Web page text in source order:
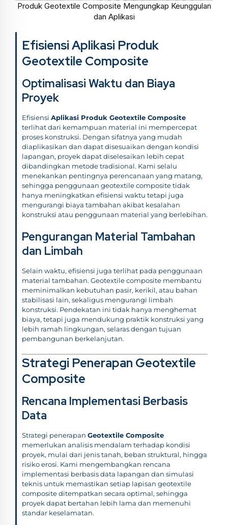
Produk Geotextile Composite Mengungkap Keunggulan
dan Aplikasi
Efisiensi Aplikasi Produk
Geotextile Composite
Optimalisasi Waktu dan Biaya
Proyek
Efisiensi Aplikasi Produk Geotextile Composite
terlihat dari kemampuan material ini mempercepat
proses konstruksi. Dengan sifatnya yang mudah
diaplikasikan dan dapat disesuaikan dengan kondisi
lapangan, proyek dapat diselesaikan lebih cepat
dibandingkan metode tradisional. Kami selalu
menekankan pentingnya perencanaan yang matang,
sehingga penggunaan geotextile composite tidak
hanya meningkatkan efisiensi waktu tetapi juga
mengurangi biaya tambahan akibat kesalahan
konstruksi atau penggunaan material yang berlebihan.
Pengurangan Material Tambahan
dan Limbah
Selain waktu, efisiensi juga terlihat pada penggunaan
material tambahan. Geotextile composite membantu
meminimalkan kebutuhan pasir, kerikil, atau bahan
stabilisasi lain, sekaligus mengurangi limbah
konstruksi. Pendekatan ini tidak hanya menghemat
biaya, tetapi juga mendukung praktik konstruksi yang
lebih ramah lingkungan, selaras dengan tujuan
pembangunan berkelanjutan.
Strategi Penerapan Geotextile
Composite
Rencana Implementasi Berbasis
Data
Strategi penerapan Geotextile Composite
memerlukan analisis mendalam terhadap kondisi
proyek, mulai dari jenis tanah, beban struktural, hingga
risiko erosi. Kami mengembangkan rencana
implementasi berbasis data lapangan dan simulasi
teknis untuk memastikan setiap lapisan geotextile
composite ditempatkan secara optimal, sehingga
proyek dapat bertahan lebih lama dan memenuhi
standar keselamatan.